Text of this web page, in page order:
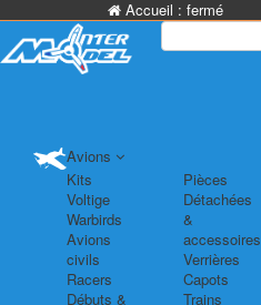
Accueil : fermé
Avions
Kits
Voltige
Warbirds
Avions
civils
Racers
Débuts &
Pièces
Détachées
&
accessoires
Verrières
Capots
Trains